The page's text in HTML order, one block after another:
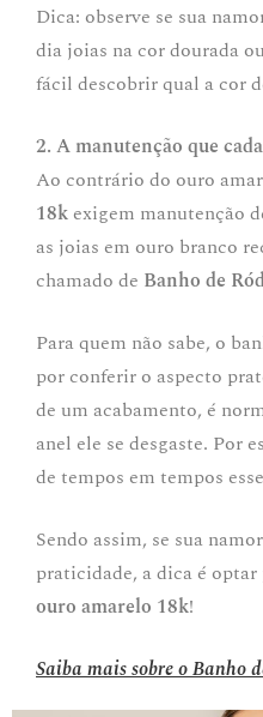
Dica: observe se sua
dia joias na cor dourada
fácil descobrir qual a cor
2. A manutenção que
Ao contrário do ouro
18k exigem manutenção
as joias em ouro branco
chamado de Banho de
Para quem não sabe, o
por conferir o aspecto
de um acabamento, é
anel ele se desgaste. Por
de tempos em tempos
Sendo assim, se sua
praticidade, a dica é optar
ouro amarelo 18k!
Saiba mais sobre o Banho